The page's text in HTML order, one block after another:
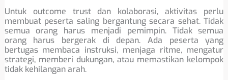
Untuk outcome trust dan kolaborasi, aktivitas perlu
membuat peserta saling bergantung secara sehat. Tidak
semua orang harus menjadi pemimpin. Tidak semua
orang harus bergerak di depan. Ada peserta yang
bertugas membaca instruksi, menjaga ritme, mengatur
strategi, memberi dukungan, atau memastikan kelompok
tidak kehilangan arah.